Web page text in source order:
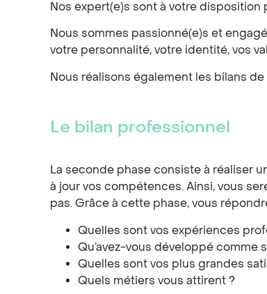
Nos expert(e)s sont à votre disposition
Nous sommes passionné(e)s et
votre personnalité, votre identité, vos
Nous réalisons également les bilans
Le bilan professionnel
La seconde phase consiste à réaliser
à jour vos compétences. Ainsi, vous
pas. Grâce à cette phase, vous
Quelles sont vos expériences
Qu’avez-vous développé comme
Quelles sont vos plus grandes
Quels métiers vous attirent ?